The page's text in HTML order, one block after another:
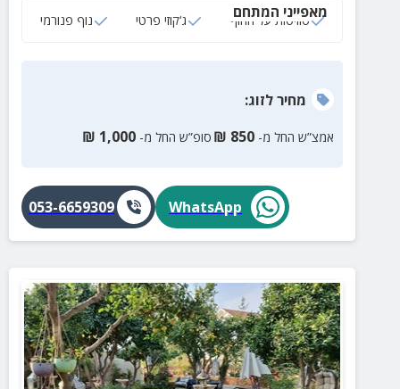
מאפייני המתחם
סוויטות על החוף ג‘קוזי פרטי נוף פנורמי
מחירלזוג:
אמצ”ש החל מ- 850
₪ סופ”ש החל מ- 1,000
₪
WhatsApp
053-6659309